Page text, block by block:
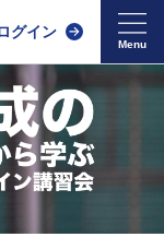
グイン